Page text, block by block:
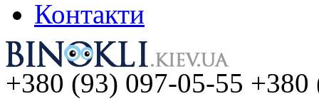
Контакти
+380 (93) 097-05-55